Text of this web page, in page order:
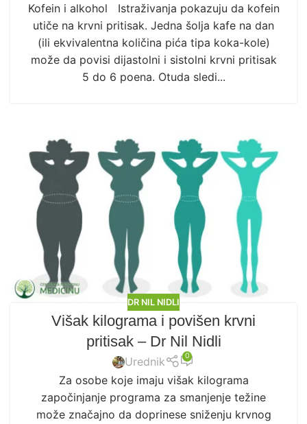
Kofein i alkohol Istraživanja pokazuju da kofein
utiče na krvni pritisak. Jedna šolja kafe na dan
(ili ekvivalentna količina pića tipa koka-kole)
može da povisi dijastolni i sistolni krvni pritisak
5 do 6 poena. Otuda sledi...
DR NIL NIDLI
Višak kilograma i povišen krvni
pritisak – Dr Nil Nidli
Urednik 0
Za osobe koje imaju višak kilograma
započinjanje programa za smanjenje težine
može značajno da doprinese sniženju krvnog